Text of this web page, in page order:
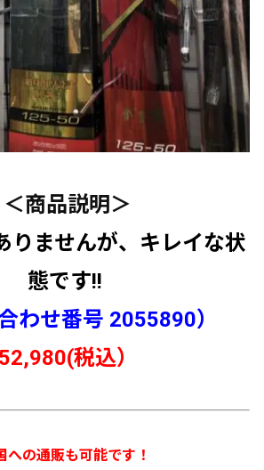
＜商品説明＞
りませんが、キレイな状
態です!!
わせ番号 2055890）
52,980(税込）
への通販も可能です！